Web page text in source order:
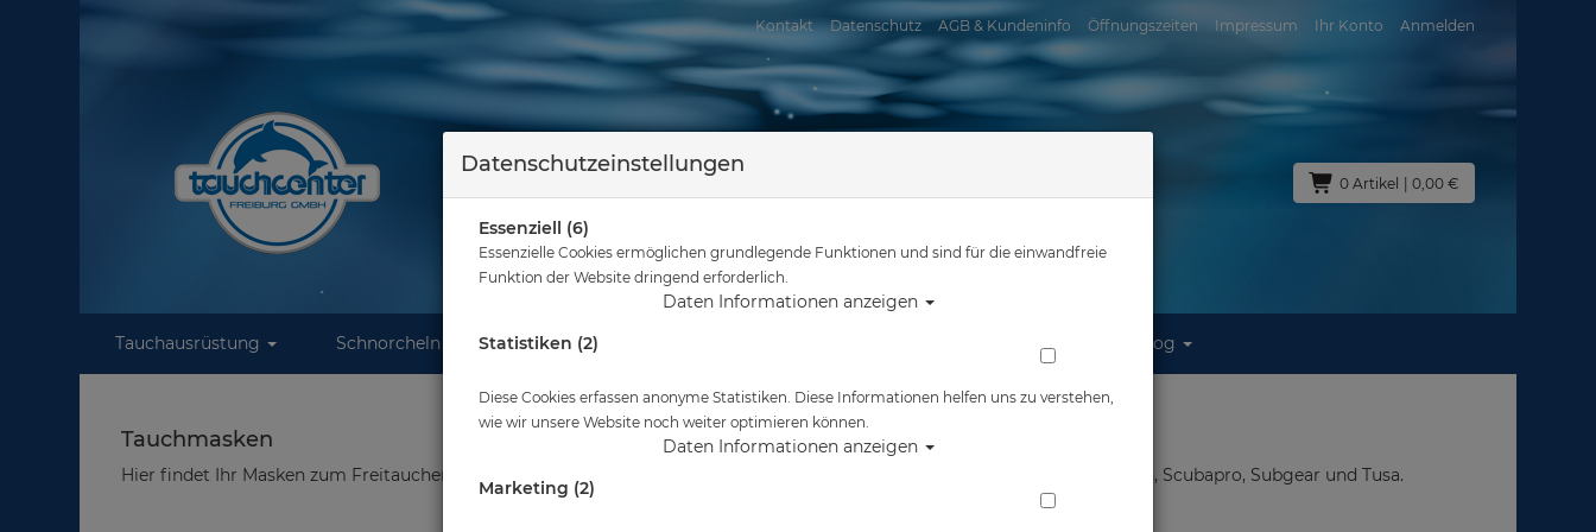
Kontakt Datenschutz AGB & Kundeninfo Öffnungszeiten Impressum Ihr Konto Anmelden
0 Artikel | 0,00 €
Tauchausrüstung Schnorcheln Wassersport Reisen Blog
Sie sind hier Freitauchen Tauchmasken
Tauchmasken
Hier findet Ihr Masken zum Freitauchen von namhaften Herstellern wie Aqualung, Atomic Aquatics, Mares, Polaris, Poseidon, Scubapro, Subgear und Tusa.
Datenschutzeinstellungen
Essenziell (6)
Essenzielle Cookies ermöglichen grundlegende Funktionen und sind für die einwandfreie
Funktion der Website dringend erforderlich.
Daten Informationen anzeigen
Statistiken (2)
Diese Cookies erfassen anonyme Statistiken. Diese Informationen helfen uns zu verstehen,
wie wir unsere Website noch weiter optimieren können.
Daten Informationen anzeigen
Marketing (2)